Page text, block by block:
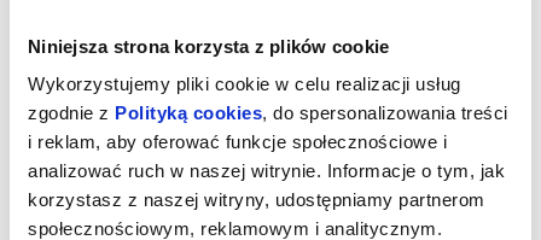
Niniejsza strona korzysta z plików cookie
Wykorzystujemy pliki cookie w celu realizacji usług
zgodnie z Polityką cookies, do spersonalizowania treści
i reklam, aby oferować funkcje społecznościowe i
analizować ruch w naszej witrynie. Informacje o tym, jak
korzystasz z naszej witryny, udostępniamy partnerom
społecznościowym, reklamowym i analitycznym.
Sprzedaż biletów on-line na wydarzenie
została zakończona.